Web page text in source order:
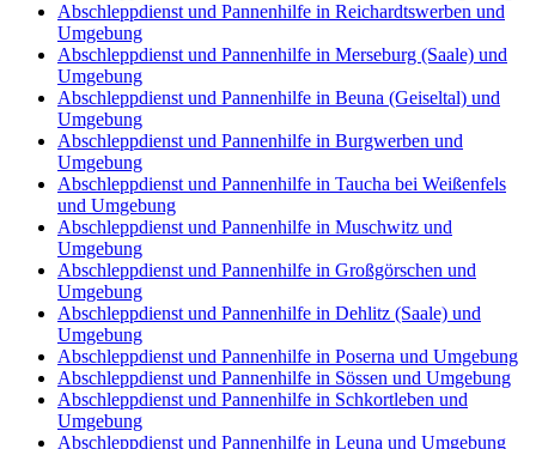
Abschleppdienst und Pannenhilfe in Reichardtswerben und
Umgebung
Abschleppdienst und Pannenhilfe in Merseburg (Saale) und
Umgebung
Abschleppdienst und Pannenhilfe in Beuna (Geiseltal) und
Umgebung
Abschleppdienst und Pannenhilfe in Burgwerben und
Umgebung
Abschleppdienst und Pannenhilfe in Taucha bei Weißenfels
und Umgebung
Abschleppdienst und Pannenhilfe in Muschwitz und
Umgebung
Abschleppdienst und Pannenhilfe in Großgörschen und
Umgebung
Abschleppdienst und Pannenhilfe in Dehlitz (Saale) und
Umgebung
Abschleppdienst und Pannenhilfe in Poserna und Umgebung
Abschleppdienst und Pannenhilfe in Sössen und Umgebung
Abschleppdienst und Pannenhilfe in Schkortleben und
Umgebung
Abschleppdienst und Pannenhilfe in Leuna und Umgebung